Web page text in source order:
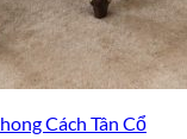
Cách Tân Cổ